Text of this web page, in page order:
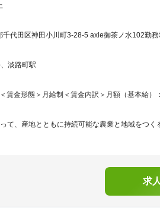
代田区神田小川町3-28-5 axle御茶ノ水102勤務
淡路町駅
賃金形態＞月給制＜賃金内訳＞月額（基本給）
て、産地とともに持続可能な農業と地域をつく
求